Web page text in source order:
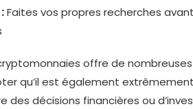
Faites vos propres recherches
offre de
qu’il est également
des décisions financières ou